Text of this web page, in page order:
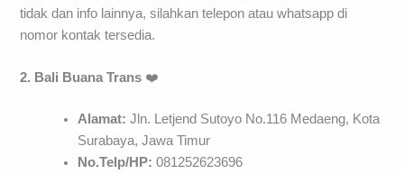
tidak dan info lainnya, silahkan telepon atau whatsapp di
nomor kontak tersedia.
2. Bali Buana Trans ❤️
Alamat: Jln. Letjend Sutoyo No.116 Medaeng, Kota
Surabaya, Jawa Timur
No.Telp/HP: 081252623696